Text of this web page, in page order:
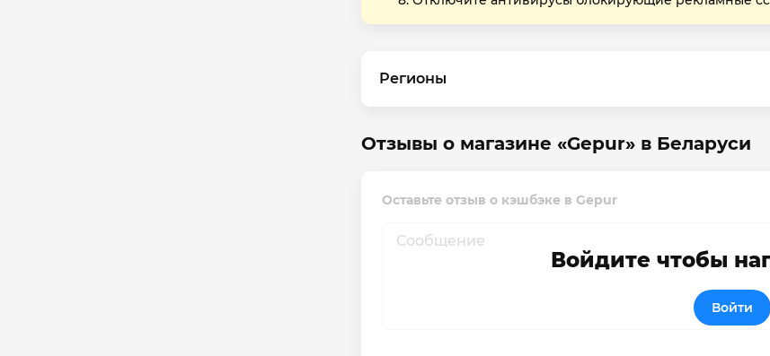
Регионы
Отзывы о магазине «Gepur» в Беларуси
Оставьте отзыв о кэшбэке в Gepur
Войдите чтобы
Войти